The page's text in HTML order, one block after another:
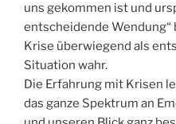
uns gekommen ist und
entscheidende
Krise überwiegend als
Situation wahr.
Die Erfahrung mit Krisen
das ganze Spektrum an